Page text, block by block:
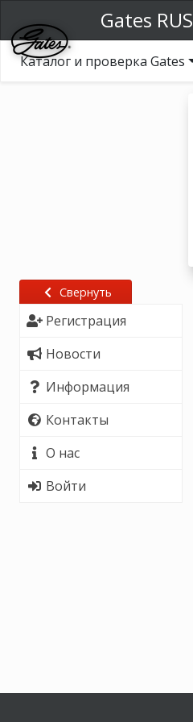
Gates RUS
Каталог и проверка Gates
Свернуть
Регистрация
Новости
Информация
Контакты
О нас
Войти